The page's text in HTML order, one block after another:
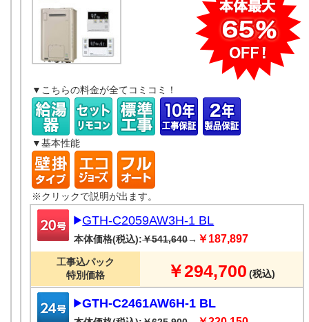
▼こちらの料金が全てコミコミ！
▼基本性能
※クリックで説明が出ます。
GTH-C2059AW3H-1 BL
本体価格(税込):￥541,640→ ￥187,897
工事込パック
特別価格
￥294,700 (税込)
GTH-C2461AW6H-1 BL